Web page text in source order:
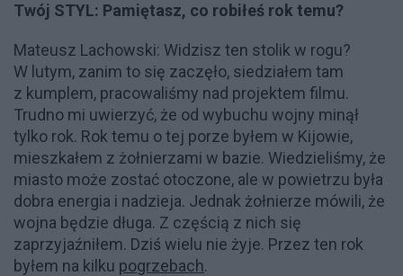
Twój STYL: Pamiętasz, co robiłeś rok temu?
Mateusz Lachowski: Widzisz ten stolik w rogu?
W lutym, zanim to się zaczęło, siedziałem tam
z kumplem, pracowaliśmy nad projektem filmu.
Trudno mi uwierzyć, że od wybuchu wojny minął
tylko rok. Rok temu o tej porze byłem w Kijowie,
mieszkałem z żołnierzami w bazie. Wiedzieliśmy, że
miasto może zostać otoczone, ale w powietrzu była
dobra energia i nadzieja. Jednak żołnierze mówili, że
wojna będzie długa. Z częścią z nich się
zaprzyjaźniłem. Dziś wielu nie żyje. Przez ten rok
byłem na kilku pogrzebach.